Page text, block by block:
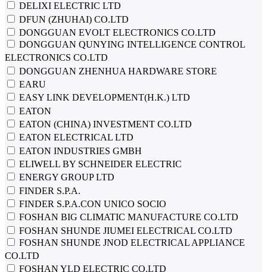
DELIXI ELECTRIC LTD
DFUN (ZHUHAI) CO.LTD
DONGGUAN EVOLT ELECTRONICS CO.LTD
DONGGUAN QUNYING INTELLIGENCE CONTROL
ELECTRONICS CO.LTD
DONGGUAN ZHENHUA HARDWARE STORE
EARU
EASY LINK DEVELOPMENT(H.K.) LTD
EATON
EATON (CHINA) INVESTMENT CO.LTD
EATON ELECTRICAL LTD
EATON INDUSTRIES GMBH
ELIWELL BY SCHNEIDER ELECTRIC
ENERGY GROUP LTD
FINDER S.P.A.
FINDER S.P.A.CON UNICO SOCIO
FOSHAN BIG CLIMATIC MANUFACTURE CO.LTD
FOSHAN SHUNDE JIUMEI ELECTRICAL CO.LTD
FOSHAN SHUNDE JNOD ELECTRICAL APPLIANCE
CO.LTD
FOSHAN YLD ELECTRIC CO.LTD